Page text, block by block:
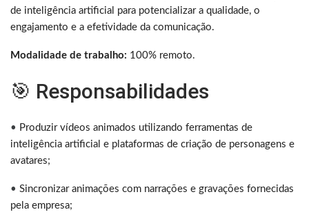
de inteligência artificial para potencializar a qualidade, o
engajamento e a efetividade da comunicação.
Modalidade de trabalho: 100% remoto.
🎯 Responsabilidades
• Produzir vídeos animados utilizando ferramentas de
inteligência artificial e plataformas de criação de personagens e
avatares;
• Sincronizar animações com narrações e gravações fornecidas
pela empresa;